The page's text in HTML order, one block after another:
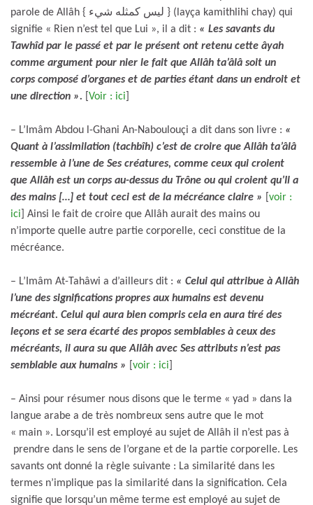
parole de Allâh { ليس كمثله شيء } (layça kamithlihi chay) qui
signifie « Rien n’est tel que Lui », il a dit : « Les savants du
Tawhîd par le passé et par le présent ont retenu cette âyah
comme argument pour nier le fait que Allâh ta’âlâ soit un
corps composé d’organes et de parties étant dans un endroit et
une direction ».
Voir : ici
– L’Imâm Abdou l-Ghani An-Naboulouçi a dit dans son livre : «
Quant à l’assimilation (tachbîh) c’est de croire que Allâh ta’âlâ
ressemble à l’une de Ses créatures, comme ceux qui croient
que Allâh est un corps au-dessus du Trône ou qui croient qu’Il a
des mains […] et tout ceci est de la mécréance claire »
voir :
ici ] Ainsi le fait de croire que Allâh aurait des mains ou
n’importe quelle autre partie corporelle, ceci constitue de la
mécréance.
– L’Imâm At-Tahâwi a d’ailleurs dit : « Celui qui attribue à Allâh
l’une des significations propres aux humains est devenu
mécréant. Celui qui aura bien compris cela en aura tiré des
leçons et se sera écarté des propos semblables à ceux des
mécréants, il aura su que Allâh avec Ses attributs n’est pas
semblable aux humains »
voir : ici
– Ainsi pour résumer nous disons que le terme « yad » dans la
langue arabe a de très nombreux sens autre que le mot
« main ». Lorsqu’il est employé au sujet de Allâh il n’est pas à
prendre dans le sens de l’organe et de la partie corporelle. Les
savants ont donné la règle suivante : La similarité dans les
termes n’implique pas la similarité dans la signification. Cela
signifie que lorsqu’un même terme est employé au sujet de